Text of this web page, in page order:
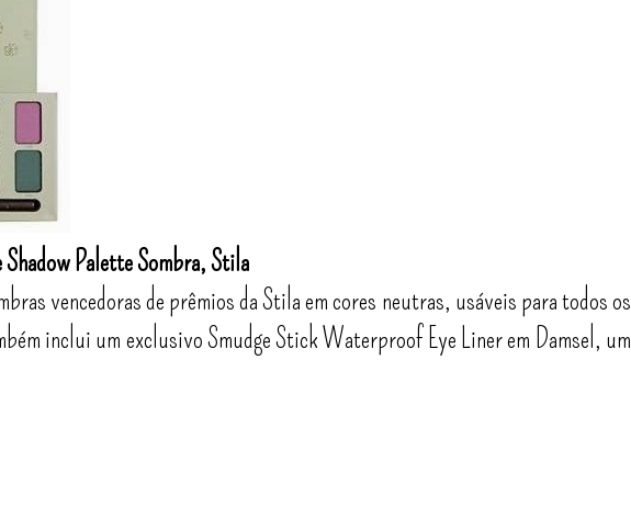
Shadow Palette Sombra, Stila
vencedoras de prêmios da Stila em cores neutras, usáveis para todos os
inclui um exclusivo Smudge Stick Waterproof Eye Liner em Damsel, um